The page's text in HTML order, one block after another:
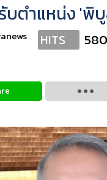
บตำแหน่ง '
HITS